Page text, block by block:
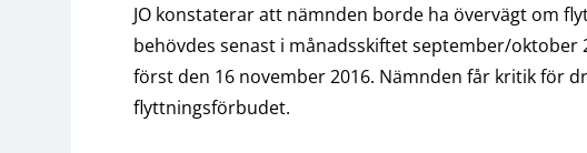
JO konstaterar att nämnden borde ha övervägt om
behövdes senast i månadsskiftet september/oktober
först den 16 november 2016. Nämnden får kritik för
flyttningsförbudet.